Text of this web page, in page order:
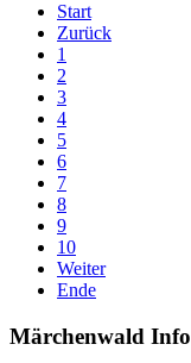
Start
Zurück
1
2
3
4
5
6
7
8
9
10
Weiter
Ende
Märchenwald Info